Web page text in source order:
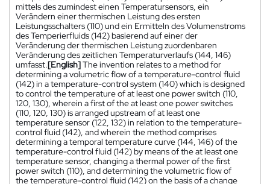
mittels des zumindest einen Temperatursensors, ein
Verändern einer thermischen Leistung des ersten
Leistungsschalters (110) und ein Ermitteln des Volumenstroms
des Temperierfluids (142) basierend auf einer der
Veränderung der thermischen Leistung zuordenbaren
Veränderung des zeitlichen Temperaturverlaufs (144, 146)
umfasst.[English]The invention relates to a method for
determining a volumetric flow of a temperature-control fluid
(142) in a temperature-control system (140) which is designed
to control the temperature of at least one power switch (110,
120, 130), wherein a first of the at least one power switches
(110, 120, 130) is arranged upstream of at least one
temperature sensor (122, 132) in relation to the temperature-
control fluid (142), and wherein the method comprises
determining a temporal temperature curve (144, 146) of the
temperature-control fluid (142) by means of the at least one
temperature sensor, changing a thermal power of the first
power switch (110), and determining the volumetric flow of
the temperature-control fluid (142) on the basis of a change